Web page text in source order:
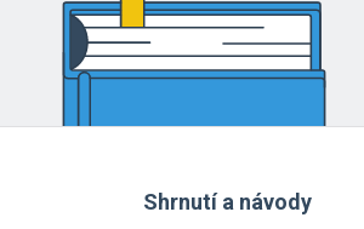
Shrnutí a návody